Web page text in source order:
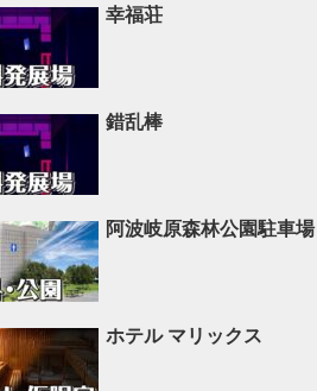
幸福荘
錯乱棒
阿波岐原森林公園駐車場
ホテル マリックス